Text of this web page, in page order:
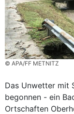
© APA/FF METNITZ
Das Unwetter mit
begonnen - ein
Ortschaften